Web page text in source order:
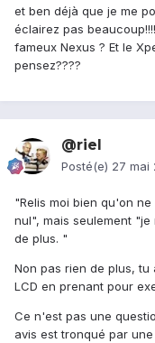
et ben déjà que je me
éclairez pas
fameux Nexus ? Et le
pensez????
@riel
Posté(e) 27 mai
"Relis moi bien qu'on
nul", mais seulement
de plus. "
Non pas rien de plus,
LCD en prenant pour
Ce n'est pas une
avis est tronqué par une